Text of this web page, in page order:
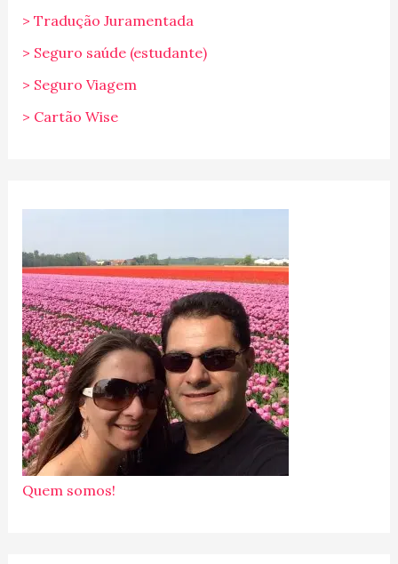
> Tradução Juramentada
> Seguro saúde (estudante)
> Seguro Viagem
> Cartão Wise
Quem somos!